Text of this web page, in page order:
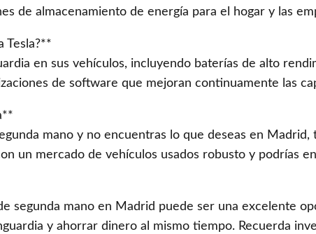
de almacenamiento de energía para el hogar y las
Tesla?**
en sus vehículos, incluyendo baterías de alto
de software que mejoran continuamente las
mano y no encuentras lo que deseas en
un mercado de vehículos usados robusto y podrías
segunda mano en Madrid puede ser una excelente
y ahorrar dinero al mismo tiempo. Recuerda